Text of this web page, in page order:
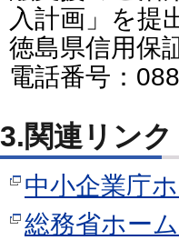
入計画」を提
徳島県信用保
電話番号：
3.関連リンク
中小企業庁
総務省ホー